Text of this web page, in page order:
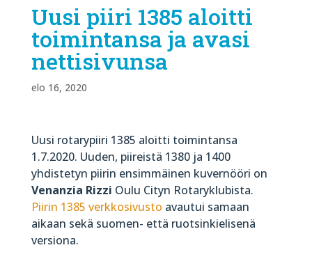
Uusi piiri 1385 aloitti
toimintansa ja avasi
nettisivunsa
elo 16, 2020
Uusi rotarypiiri 1385 aloitti toimintansa
1.7.2020. Uuden, piireistä 1380 ja 1400
yhdistetyn piirin ensimmäinen kuvernööri on
Venanzia Rizzi Oulu Cityn Rotaryklubista.
Piirin 1385 verkkosivusto avautui samaan
aikaan sekä suomen- että ruotsinkielisenä
versiona.